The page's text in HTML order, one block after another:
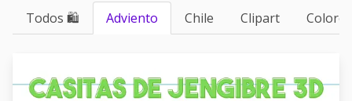
Todos 🛍 Adviento Chile Clipart